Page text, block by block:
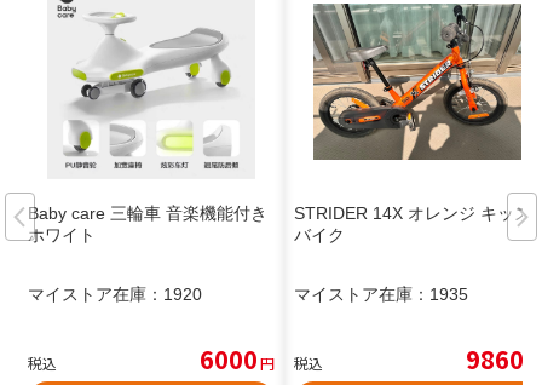
Baby care 三輪車 音楽機能付き
ホワイト
マイストア在庫： 1920
税込 6000円
STRIDER 14X オレンジ キッズ
バイク
マイストア在庫： 1935
税込 9860